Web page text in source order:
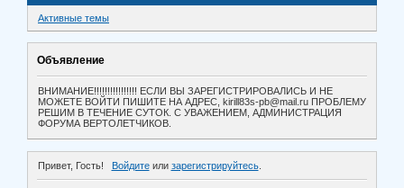
Активные темы
Объявление
ВНИМАНИЕ!!!!!!!!!!!!!!!! ЕСЛИ ВЫ ЗАРЕГИСТРИРОВАЛИСЬ И НЕ
МОЖЕТЕ ВОЙТИ ПИШИТЕ НА АДРЕС, kirill83s-pb@mail.ru ПРОБЛЕМУ
РЕШИМ В ТЕЧЕНИЕ СУТОК. С УВАЖЕНИЕМ, АДМИНИСТРАЦИЯ
ФОРУМА ВЕРТОЛЕТЧИКОВ.
Привет, Гость! Войдитеили зарегистрируйтесь.